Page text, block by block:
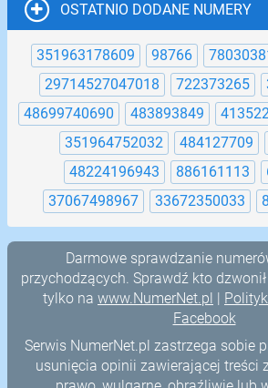
OSTATNIO DODANE NUMERY
351963178609 98766
29714527047018
722373265
48699740690
483893849
351964752032
484127709
48224196943
886161113
37067498967
33672350033
Darmowe sprawdzanie
przychodzących. Sprawdź kto
tylko na www.NumerNet.pl |
Facebook
Serwis NumerNet.pl zastrzega sobie
usunięcia opinii zawierającej treści